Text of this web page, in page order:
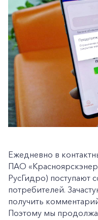
Ежедневно в
ПАО
РусГидро) поступают
потребителей.
получить
Поэтому мы